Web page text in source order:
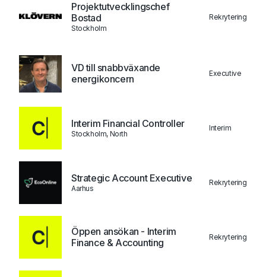
Projektutvecklingschef
Bostad
Stockholm
Rekrytering
VD till snabbväxande
energikoncern
Executive
Interim Financial Controller
Stockholm, North
Interim
Strategic Account Executive
Aarhus
Rekrytering
Öppen ansökan - Interim
Finance & Accounting
Rekrytering